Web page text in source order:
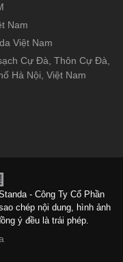
Nam
Việt Nam
Cự Đà, Thôn Cự Đà,
Hà Nội, Việt Nam
- Công Ty Cổ Phần
chép nội dung, hình ảnh
ý đều là trái phép.